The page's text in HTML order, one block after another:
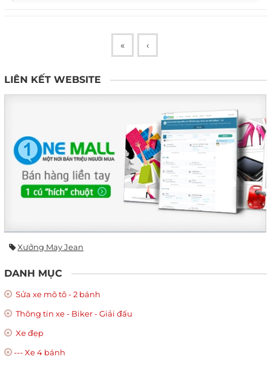
« ‹
LIÊN KẾT WEBSITE
Xưởng May Jean
DANH MỤC
Sửa xe mô tô - 2 bánh
Thông tin xe - Biker - Giải đấu
Xe đẹp
--- Xe 4 bánh